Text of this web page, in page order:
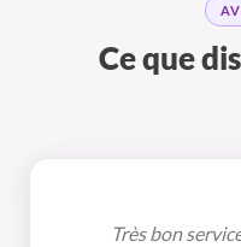
Ce que
Très bon